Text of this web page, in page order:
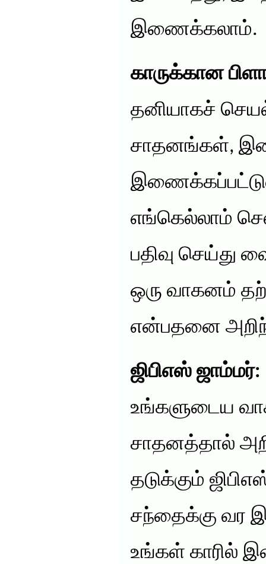
இணைக்கலாம்.
காருக்கான
தனியாகச்
சாதனங்கள்,
எங்கெல்லாம்
பதிவு செய்து
ஒரு வாகனம்
என்பதனை
ஜிபிஎஸ் ஜாம்மர்:
உங்களுடைய
சாதனத்தால்
தடுக்கும்
சந்தைக்கு வர
உங்கள் காரில்